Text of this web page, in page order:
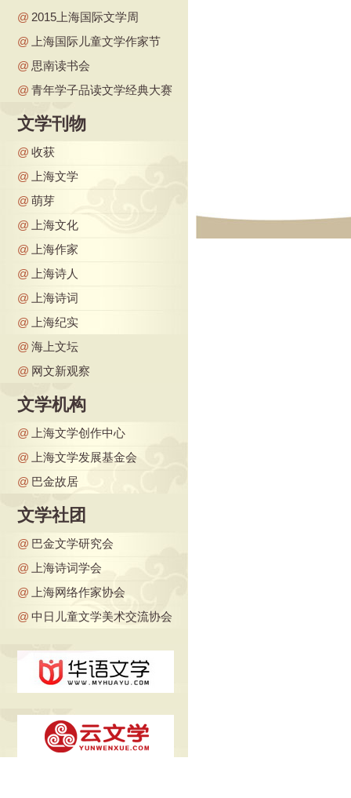
@ 2015上海国际文学周
@
上海国际儿童文学作家节
@ 思南读书会
@ 青年学子品读文学经典大赛
文学刊物
@ 收获
@
上海文学
@ 萌芽
@
上海文化
@
上海作家
@
上海诗人
@
上海诗词
@
上海纪实
@ 海上文坛
@ 网文新观察
文学机构
@
上海文学创作中心
@
上海文学发展基金会
@ 巴金故居
文学社团
@ 巴金文学研究会
@
上海诗词学会
@
上海网络作家协会
@ 中日儿童文学美术交流协会